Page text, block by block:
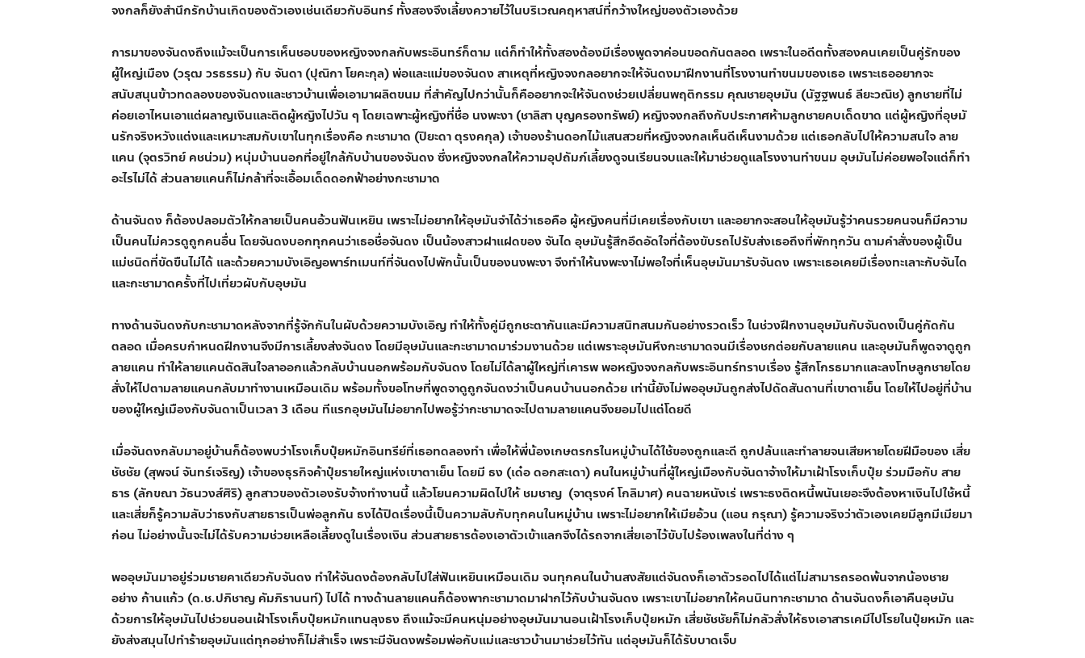
จงกลก็ยังสำนึกรักบ้านเกิดของตัวเองเช่นเดียวกับอินทร์ ทั้งสองจึงเลี้ยงควายไว้ในบริเวณคฤหาสน์ที่กว้างใหญ่ของตัวเองด้วย
การมาของจันดงถึงแม้จะเป็นการเห็นชอบของหญิงจงกลกับพระอินทร์ก็ตาม แต่ก็ทำให้ทั้งสองต้องมีเรื่องพูดจาค่อนขอดกันตลอด เพราะในอดีตทั้งสองคนเคยเป็นคู่รักของ
ผู้ใหญ่เมือง (วรุฒ วรธรรม) กับ จันดา (ปุณิกา โยคะกุล) พ่อและแม่ของจันดง สาเหตุที่หญิงจงกลอยากจะให้จันดงมาฝึกงานที่โรงงานทำขนมของเธอ เพราะเธออยากจะ
สนับสนุนข้าวทดลองของจันดงและชาวบ้านเพื่อเอามาผลิตขนม ที่สำคัญไปกว่านั้นก็คืออยากจะให้จันดงช่วยเปลี่ยนพฤติกรรม คุณชายอุษมัน (นัฐฐพนธ์ ลียะวณิช) ลูกชายที่ไม่
ค่อยเอาไหนเอาแต่ผลาญเงินและติดผู้หญิงไปวัน ๆ โดยเฉพาะผู้หญิงที่ชื่อ นงพะงา (ชาลิสา บุญครองทรัพย์) หญิงจงกลถึงกับประกาศห้ามลูกชายคบเด็ดขาด แต่ผู้หญิงที่อุษมั
นรักจริงหวังแต่งและเหมาะสมกับเขาในทุกเรื่องคือ กะชามาด (ปิยะดา ตุรงคกุล) เจ้าของร้านดอกไม้แสนสวยที่หญิงจงกลเห็นดีเห็นงามด้วย แต่เธอกลับไปให้ความสนใจ ลาย
แคน (จุตรวิทย์ คชน่วม) หนุ่มบ้านนอกที่อยู่ใกล้กับบ้านของจันดง ซึ่งหญิงจงกลให้ความอุปถัมภ์เลี้ยงดูจนเรียนจบและให้มาช่วยดูแลโรงงานทำขนม อุษมันไม่ค่อยพอใจแต่ก็ทำ
อะไรไม่ได้ ส่วนลายแคนก็ไม่กล้าที่จะเอื้อมเด็ดดอกฟ้าอย่างกะชามาด
ด้านจันดง ก็ต้องปลอมตัวให้กลายเป็นคนอ้วนฟันเหยิน เพราะไม่อยากให้อุษมันจำได้ว่าเธอคือ ผู้หญิงคนที่มีเคยเรื่องกับเขา และอยากจะสอนให้อุษมันรู้ว่าคนรวยคนจนก็มีความ
เป็นคนไม่ควรดูถูกคนอื่น โดยจันดงบอกทุกคนว่าเธอชื่อจันดง เป็นน้องสาวฝาแฝดของ จันได อุษมันรู้สึกอึดอัดใจที่ต้องขับรถไปรับส่งเธอถึงที่พักทุกวัน ตามคำสั่งของผู้เป็น
แม่ชนิดที่ขัดขืนไม่ได้ และด้วยความบังเอิญอพาร์ทเมนท์ที่จันดงไปพักนั้นเป็นของนงพะงา จึงทำให้นงพะงาไม่พอใจที่เห็นอุษมันมารับจันดง เพราะเธอเคยมีเรื่องทะเลาะกับจันได
และกะชามาดครั้งที่ไปเที่ยวผับกับอุษมัน
ทางด้านจันดงกับกะชามาดหลังจากที่รู้จักกันในผับด้วยความบังเอิญ ทำให้ทั้งคู่มีถูกชะตากันและมีความสนิทสนมกันอย่างรวดเร็ว ในช่วงฝึกงานอุษมันกับจันดงเป็นคู่กัดกัน
ตลอด เมื่อครบกำหนดฝึกงานจึงมีการเลี้ยงส่งจันดง โดยมีอุษมันและกะชามาดมาร่วมงานด้วย แต่เพราะอุษมันหึงกะชามาดจนมีเรื่องชกต่อยกับลายแคน และอุษมันก็พูดจาดูถูก
ลายแคน ทำให้ลายแคนตัดสินใจลาออกแล้วกลับบ้านนอกพร้อมกับจันดง โดยไม่ได้ลาผู้ใหญ่ที่เคารพ พอหญิงจงกลกับพระอินทร์ทราบเรื่อง รู้สึกโกรธมากและลงโทษลูกชายโดย
สั่งให้ไปตามลายแคนกลับมาทำงานเหมือนเดิม พร้อมทั้งขอโทษที่พูดจาดูถูกจันดงว่าเป็นคนบ้านนอกด้วย เท่านี้ยังไม่พออุษมันถูกส่งไปดัดสันดานที่เขาตาเย็น โดยให้ไปอยู่ที่บ้าน
ของผู้ใหญ่เมืองกับจันดาเป็นเวลา 3 เดือน ทีแรกอุษมันไม่อยากไปพอรู้ว่ากะชามาดจะไปตามลายแคนจึงยอมไปแต่โดยดี
เมื่อจันดงกลับมาอยู่บ้านก็ต้องพบว่าโรงเก็บปุ๋ยหมักอินทรีย์ที่เธอทดลองทำ เพื่อให้พี่น้องเกษตรกรในหมู่บ้านได้ใช้ของถูกและดี ถูกปล้นและทำลายจนเสียหายโดยฝีมือของ เสี่ย
ชัชชัย (สุพจน์ จันทร์เจริญ) เจ้าของธุรกิจค้าปุ๋ยรายใหญ่แห่งเขาตาเย็น โดยมี ธง (เด๋อ ดอกสะเดา) คนในหมู่บ้านที่ผู้ใหญ่เมืองกับจันดาจ้างให้มาเฝ้าโรงเก็บปุ๋ย ร่วมมือกับ สาย
ธาร (ลักขณา วัธนวงส์ศิริ) ลูกสาวของตัวเองรับจ้างทำงานนี้ แล้วโยนความผิดไปให้ ชมชาญ (จาตุรงค์ โกลิมาศ) คนฉายหนังเร่ เพราะธงติดหนี้พนันเยอะจึงต้องหาเงินไปใช้หนี้
และเสี่ยก็รู้ความลับว่าธงกับสายธารเป็นพ่อลูกกัน ธงได้ปิดเรื่องนี้เป็นความลับกับทุกคนในหมู่บ้าน เพราะไม่อยากให้เมียอ้วน (แอน กรุณา) รู้ความจริงว่าตัวเองเคยมีลูกมีเมียมา
ก่อน ไม่อย่างนั้นจะไม่ได้รับความช่วยเหลือเลี้ยงดูในเรื่องเงิน ส่วนสายธารต้องเอาตัวเข้าแลกจึงได้รถจากเสี่ยเอาไว้ขับไปร้องเพลงในที่ต่าง ๆ
พออุษมันมาอยู่ร่วมชายคาเดียวกับจันดง ทำให้จันดงต้องกลับไปใส่ฟันเหยินเหมือนเดิม จนทุกคนในบ้านสงสัยแต่จันดงก็เอาตัวรอดไปได้แต่ไม่สามารถรอดพ้นจากน้องชาย
อย่าง ก้านแก้ว (ด.ช.ปภิชาญ คัมภิรานนท์) ไปได้ ทางด้านลายแคนก็ต้องพากะชามาดมาฝากไว้กับบ้านจันดง เพราะเขาไม่อยากให้คนนินทากะชามาด ด้านจันดงก็เอาคืนอุษมัน
ด้วยการให้อุษมันไปช่วยนอนเฝ้าโรงเก็บปุ๋ยหมักแทนลุงธง ถึงแม้จะมีคนหนุ่มอย่างอุษมันมานอนเฝ้าโรงเก็บปุ๋ยหมัก เสี่ยชัชชัยก็ไม่กลัวสั่งให้ธงเอาสารเคมีไปโรยในปุ๋ยหมัก และ
ยังส่งสมุนไปทำร้ายอุษมันแต่ทุกอย่างก็ไม่สำเร็จ เพราะมีจันดงพร้อมพ่อกับแม่และชาวบ้านมาช่วยไว้ทัน แต่อุษมันก็ได้รับบาดเจ็บ